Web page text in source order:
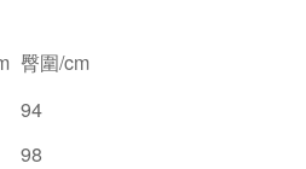
臀圍/cm
94
98